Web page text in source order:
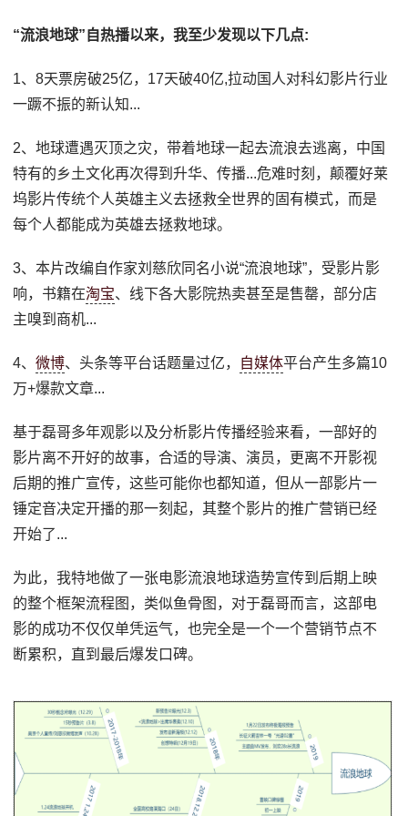
“流浪地球”自热播以来，我至少发现以下几点:
1、8天票房破25亿，17天破40亿,拉动国人对科幻影片行业
一蹶不振的新认知...
2、地球遭遇灭顶之灾，带着地球一起去流浪去逃离，中国
特有的乡土文化再次得到升华、传播...危难时刻，颠覆好莱
坞影片传统个人英雄主义去拯救全世界的固有模式，而是
每个人都能成为英雄去拯救地球。
3、本片改编自作家刘慈欣同名小说“流浪地球”，受影片影
响，书籍在淘宝、线下各大影院热卖甚至是售罄，部分店
主嗅到商机...
4、微博、头条等平台话题量过亿， 自媒体平台产生多篇10
万+爆款文章...
基于磊哥多年观影以及分析影片传播经验来看，一部好的
影片离不开好的故事，合适的导演、演员，更离不开影视
后期的推广宣传，这些可能你也都知道，但从一部影片一
锤定音决定开播的那一刻起，其整个影片的推广营销已经
开始了...
为此，我特地做了一张电影流浪地球造势宣传到后期上映
的整个框架流程图，类似鱼骨图，对于磊哥而言，这部电
影的成功不仅仅单凭运气，也完全是一个一个营销节点不
断累积，直到最后爆发口碑。